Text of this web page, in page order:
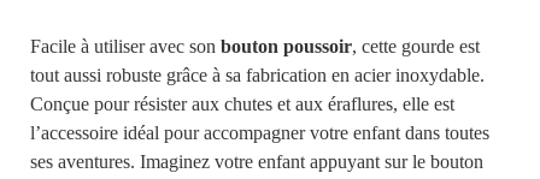
Facile à utiliser avec son bouton poussoir, cette gourde est
tout aussi robuste grâce à sa fabrication en acier inoxydable.
Conçue pour résister aux chutes et aux éraflures, elle est
l’accessoire idéal pour accompagner votre enfant dans toutes
ses aventures. Imaginez votre enfant appuyant sur le bouton